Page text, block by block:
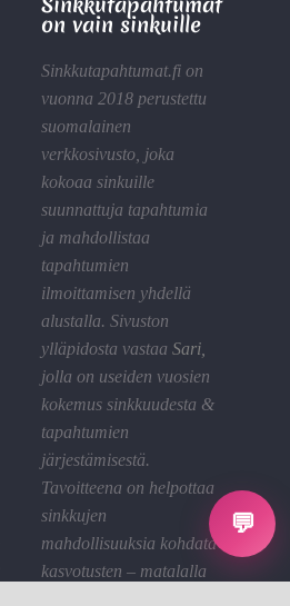
💬
on vain sinkuille
Sinkkutapahtumat.fi on
vuonna 2018 perustettu
suomalainen
verkkosivusto, joka
kokoaa sinkuille
suunnattuja tapahtumia
ja mahdollistaa
tapahtumien
ilmoittamisen yhdellä
alustalla. Sivuston
ylläpidosta vastaa Sari
jolla on useiden vuosien
kokemus sinkkuudesta &
tapahtumien
järjestämisestä.
Tavoitteena on helpottaa
sinkkujen
mahdollisuuksia kohdata
kasvotusten – matalalla